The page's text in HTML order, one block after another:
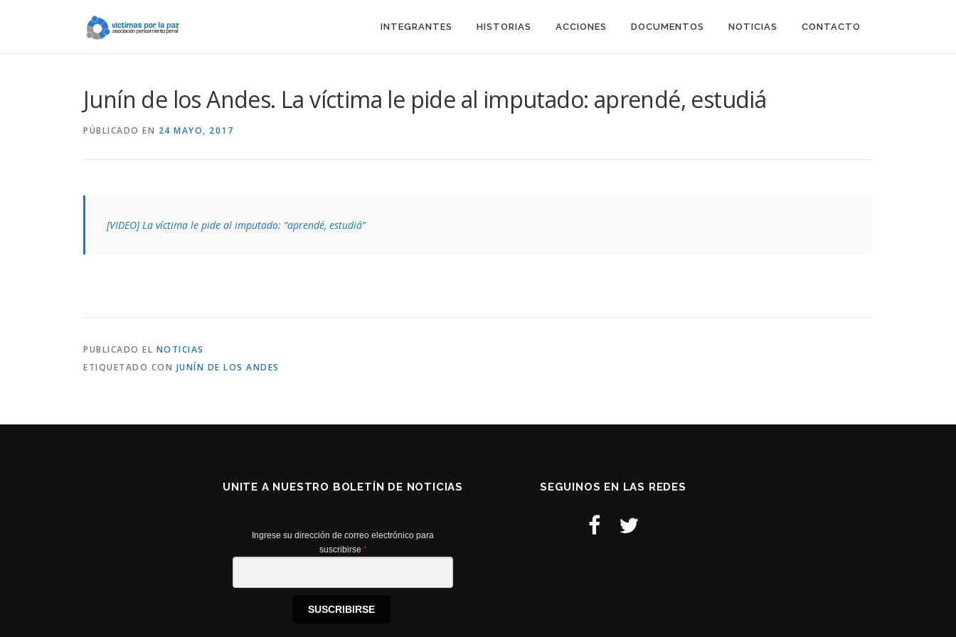
INTEGRANTES HISTORIAS ACCIONES DOCUMENTOS NOTICIAS CONTACTO
Junín de los Andes. La víctima le pide al imputado: aprendé, estudiá
PÚBLICADO EN 24 MAYO, 2017
[VIDEO] La víctima le pide al imputado: “aprendé, estudiá”
PUBLICADO EL NOTICIAS
ETIQUETADO CON JUNÍN DE LOS ANDES
UNITE A NUESTRO BOLETÍN DE NOTICIAS
Ingrese su dirección de correo electrónico para
suscribirse *
SUSCRIBIRSE
SEGUINOS EN LAS REDES